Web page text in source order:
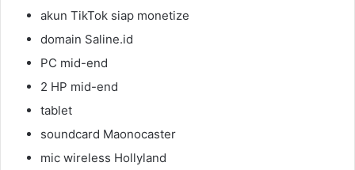
akun TikTok siap monetize
domain Saline.id
PC mid-end
2 HP mid-end
tablet
soundcard Maonocaster
mic wireless Hollyland